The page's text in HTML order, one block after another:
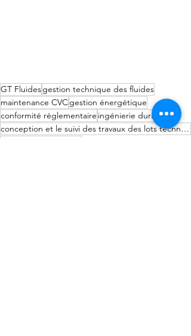
GT Fluidesgestion technique des fluides
maintenance CVCgestion énergétique
conformité réglementaire ingénierie durable
conception et le suivi des travaux des lots techniques :